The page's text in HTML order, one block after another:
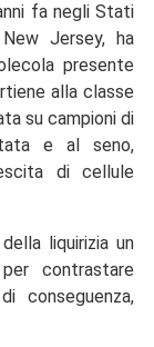
fa negli Stati
Jersey, ha
presente
alla classe
su campioni di
e al seno,
di cellule
liquirizia un
contrastare
conseguenza,